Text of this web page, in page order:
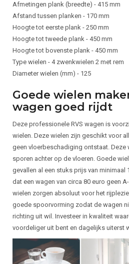
Afmetingen plank (breedte) - 415 mm
Afstand tussen planken - 170 mm
Hoogte tot eerste plank - 250 mm
Hoogte tot tweede plank - 450 mm
Hoogte tot bovenste plank - 450 mm
Type wielen - 4 zwenkwielen 2 met rem
Diameter wielen (mm) - 125
Goede wielen
wagen goed rijdt
Deze professionele RVS wagen is
wielen. Deze wielen zijn geschikt voor
geen vloerbeschadiging ontstaat. Deze
sporen achter op de vloeren. Goede
gevallen al een stuks prijs van minimaal
dat een wagen van circa 80 euro geen
wielen zorgen absoluut voor het
goede spoorvorming zodat de wagen
richting uit wil. Investeer in kwaliteit
voordeliger uit bent en dagelijks uiterst